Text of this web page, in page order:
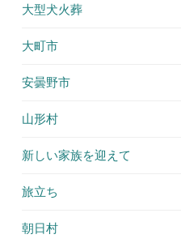
大型犬火葬
大町市
安曇野市
山形村
新しい家族を迎えて
旅立ち
朝日村